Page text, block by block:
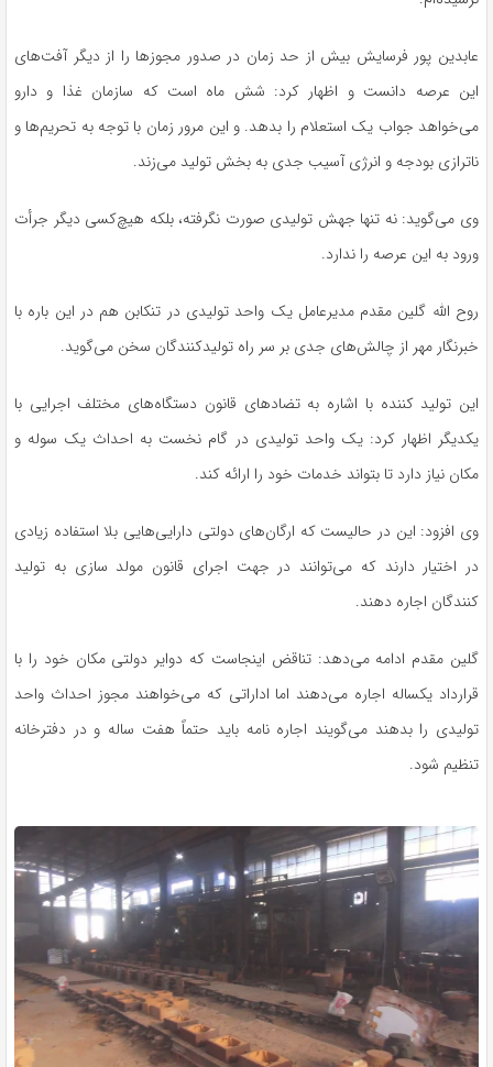
عابدین پور فرسایش بیش از حد زمان در صدور مجوزها را از دیگر آفت‌های
این عرصه دانست و اظهار کرد: شش ماه است که سازمان غذا و دارو
می‌خواهد جواب یک استعلام را بدهد. و این مرور زمان با توجه به تحریم‌ها و
ناترازی بودجه و انرژی آسیب جدی به بخش تولید می‌زند.
وی می‌گوید: نه تنها جهش تولیدی صورت نگرفته، بلکه هیچ‌کسی دیگر جرأت
ورود به این عرصه را ندارد.
روح الله گلین مقدم مدیرعامل یک واحد تولیدی در تنکابن هم در این باره با
خبرنگار مهر از چالش‌های جدی بر سر راه تولیدکنندگان سخن می‌گوید.
این تولید کننده با اشاره به تضادهای قانون دستگاه‌های مختلف اجرایی با
یکدیگر اظهار کرد: یک واحد تولیدی در گام نخست به احداث یک سوله و
مکان نیاز دارد تا بتواند خدمات خود را ارائه کند.
وی افزود: این در حالیست که ارگان‌های دولتی دارایی‌هایی بلا استفاده زیادی
در اختیار دارند که می‌توانند در جهت اجرای قانون مولد سازی به تولید
کنندگان اجاره دهند.
گلین مقدم ادامه می‌دهد: تناقض اینجاست که دوایر دولتی مکان خود را با
قرارداد یکساله اجاره می‌دهند اما اداراتی که می‌خواهند مجوز احداث واحد
تولیدی را بدهند می‌گویند اجاره نامه باید حتماً هفت ساله و در دفترخانه
تنظیم شود.